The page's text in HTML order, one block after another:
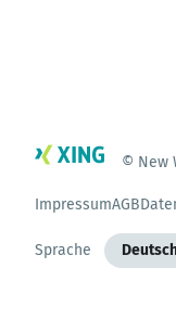
© New
ImpressumAGB
Sprache